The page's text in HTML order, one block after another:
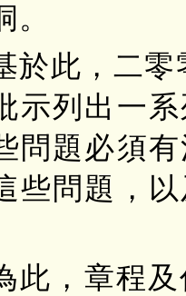
。
於此，二零
示列出一
問題必須
些問題，
此，章程